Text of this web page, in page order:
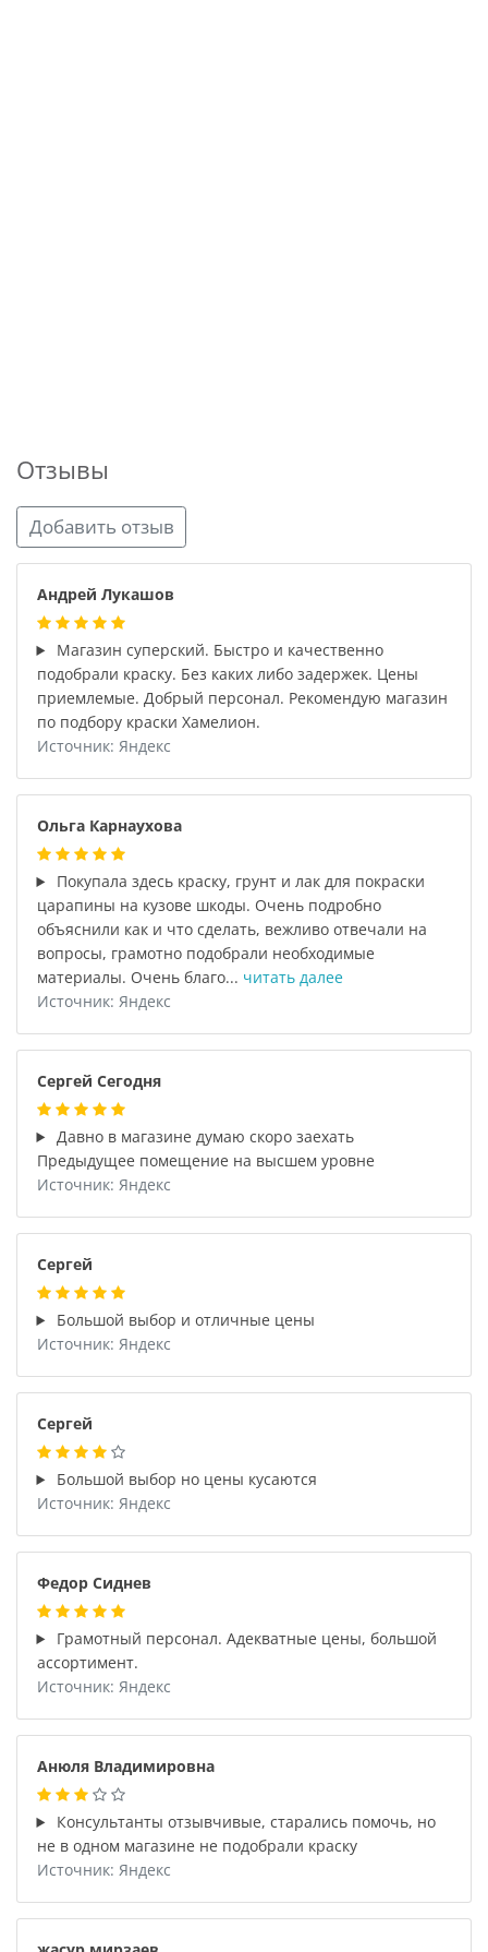
Отзывы
Добавить отзыв
Андрей Лукашов
Магазин суперский. Быстро и качественно
подобрали краску. Без каких либо задержек. Цены
приемлемые. Добрый персонал. Рекомендую магазин
по подбору краски Хамелион.
Источник: Яндекс
Ольга Карнаухова
Покупала здесь краску, грунт и лак для покраски
царапины на кузове шкоды. Очень подробно
объяснили как и что сделать, вежливо отвечали на
вопросы, грамотно подобрали необходимые
материалы. Очень благо... читать далее
Источник: Яндекс
Сергей Сегодня
Давно в магазине думаю скоро заехать
Предыдущее помещение на высшем уровне
Источник: Яндекс
Сергей
Большой выбор и отличные цены
Источник: Яндекс
Сергей
Большой выбор но цены кусаются
Источник: Яндекс
Федор Сиднев
Грамотный персонал. Адекватные цены, большой
ассортимент.
Источник: Яндекс
Анюля Владимировна
Консультанты отзывчивые, старались помочь, но
не в одном магазине не подобрали краску
Источник: Яндекс